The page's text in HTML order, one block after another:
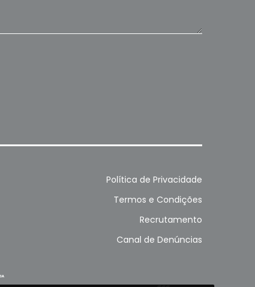
Política de Privacidade
Termos e Condições
Recrutamento
Canal de Denúncias